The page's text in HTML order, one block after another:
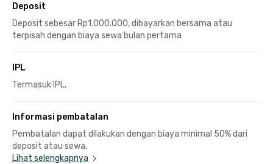
Deposit
Deposit sebesar Rp1.000.000, dibayarkan bersama atau
terpisah dengan biaya sewa bulan pertama
IPL
Termasuk IPL.
Informasi pembatalan
Pembatalan dapat dilakukan dengan biaya minimal 50% dari
deposit atau sewa.
Lihat selengkapnya